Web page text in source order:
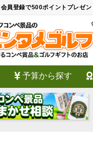
会員登録で500ポイントプレゼン
予算から探す